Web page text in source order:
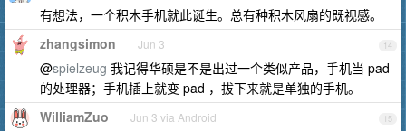
有想法，一个积木手机就此诞生。总有种积木风扇的既视感。
14
zhangsimon Jun 3
@spielzeug 我记得华硕是不是出过一个类似产品，手机当 pad
的处理器；手机插上就变 pad ，拔下来就是单独的手机。
15
WilliamZuo Jun 3 via Android